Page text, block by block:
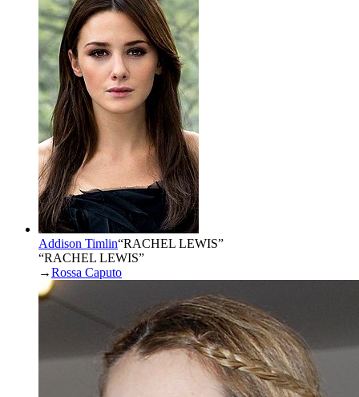
Addison Timlin“RACHEL LEWIS”
“RACHEL LEWIS”
→Rossa Caputo